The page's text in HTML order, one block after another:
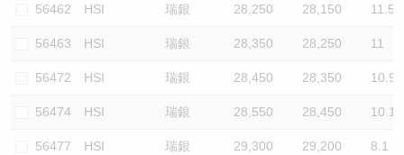
56462 HSI 瑞銀 28,250 28,150 11.5
56463 HSI 瑞銀 28,350 28,250 11
56472 HSI 瑞銀 28,450 28,350 10.9
56474 HSI 瑞銀 28,550 28,450 10.1
56477 HSI 瑞銀 29,300 29,200 8.1